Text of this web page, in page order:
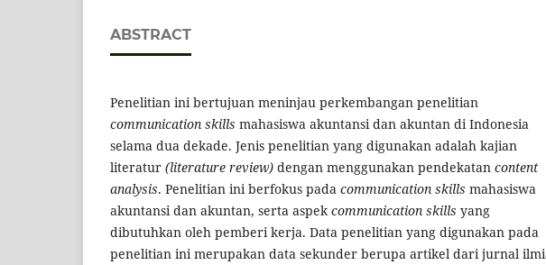
ABSTRACT
Penelitian ini bertujuan meninjau perkembangan penelitian
communication skills mahasiswa akuntansi dan akuntan di Indonesia
selama dua dekade. Jenis penelitian yang digunakan adalah kajian
literatur (literature review) dengan menggunakan pendekatan content
analysis. Penelitian ini berfokus pada communication skills mahasiswa
akuntansi dan akuntan, serta aspekcommunication skills yang
dibutuhkan oleh pemberi kerja. Data penelitian yang digunakan pada
penelitian ini merupakan data sekunder berupa artikel dari jurnal